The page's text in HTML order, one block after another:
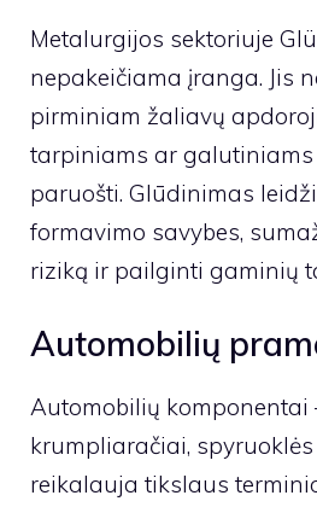
Metalurgijos sektoriuje
nepakeičiama įranga. Jis
pirminiam žaliavų
tarpiniams ar
paruošti. Glūdinimas
formavimo savybes,
riziką ir pailginti gaminių
Automobilių
Automobilių komponentai
krumpliaračiai,
reikalauja tikslaus